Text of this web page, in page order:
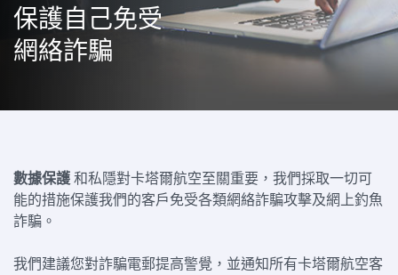
保護自己免受
網絡詐騙
數據保護 和私隱對卡塔爾航空至關重要，我們採取一切可
能的措施保護我們的客戶免受各類網絡詐騙攻擊及網上釣魚
詐騙。
我們建議您對詐騙電郵提高警覺，並通知所有卡塔爾航空客